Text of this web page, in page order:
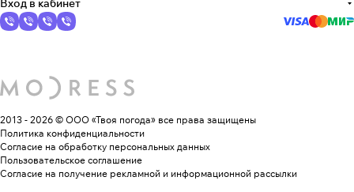
Вход в кабинет
2013 - 2026 © ООО «Твоя погода» все права защищены
Политика конфиденциальности
Согласие на обработку персональных данных
Пользовательское соглашение
Согласие на получение рекламной и информационной рассылки